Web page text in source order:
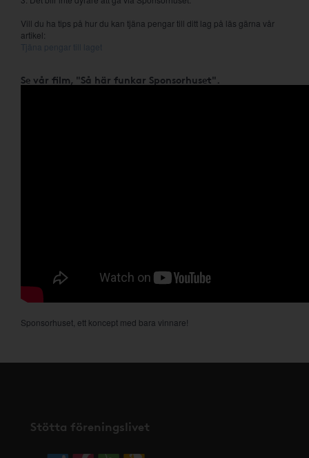
Vill du ha tips på hur du kan tjäna pengar till ditt lag på läs gärna vår
artikel:
Tjäna pengar till laget
Se vår film, "Så här funkar Sponsorhuset".
Sponsorhuset, ett koncept med bara vinnare!
Stötta föreningslivet